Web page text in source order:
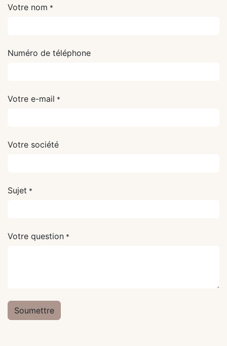
Votre nom *
Numéro de téléphone
Votre e-mail *
Votre société
Sujet *
Votre question *
Soumettre